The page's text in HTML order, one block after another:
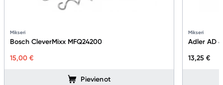
Mikseri
Bosch CleverMixx MFQ24200
15,00 €
Pievienot
Mikseri
Adler AD
13,25 €